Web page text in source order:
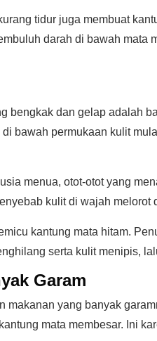
tidur juga membuat
darah di bawah mata
bengkak dan gelap adalah
di bawah permukaan kulit
menua, otot-otot yang
kulit di wajah melorot
kantung mata hitam.
serta kulit menipis,
Garam
makanan yang banyak
mata membesar. Ini